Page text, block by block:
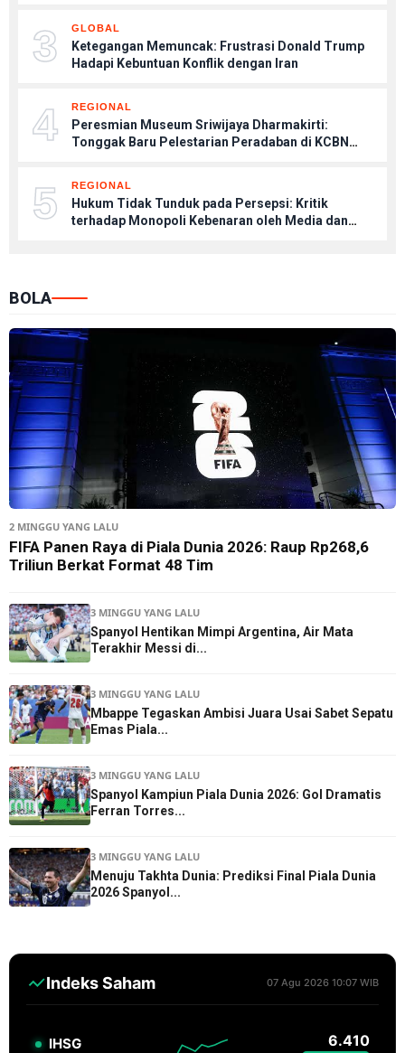
3 GLOBAL
Ketegangan Memuncak: Frustrasi Donald Trump
Hadapi Kebuntuan Konflik dengan Iran
4 REGIONAL
Peresmian Museum Sriwijaya Dharmakirti:
Tonggak Baru Pelestarian Peradaban di KCBN
5 REGIONAL
Hukum Tidak Tunduk pada Persepsi: Kritik
terhadap Monopoli Kebenaran oleh Media dan
BOLA
2 MINGGU YANG LALU
FIFA Panen Raya di Piala Dunia 2026: Raup Rp268,6
Triliun Berkat Format 48 Tim
3 MINGGU YANG LALU
Spanyol Hentikan Mimpi Argentina, Air Mata
Terakhir Messi di...
3 MINGGU YANG LALU
Mbappe Tegaskan Ambisi Juara Usai Sabet Sepatu
Emas Piala...
3 MINGGU YANG LALU
Spanyol Kampiun Piala Dunia 2026: Gol Dramatis
Ferran Torres...
3 MINGGU YANG LALU
Menuju Takhta Dunia: Prediksi Final Piala Dunia
2026 Spanyol...
Indeks Saham 07 Agu 2026 10:07 WIB
IHSG 6.410